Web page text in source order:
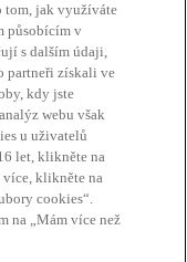
tom, jak využíváte
působícím v
s dalším údaji,
partneři získali ve
kdy jste
webu však
u uživatelů
let, klikněte na
více, klikněte na
cookies“.
na „Mám více než